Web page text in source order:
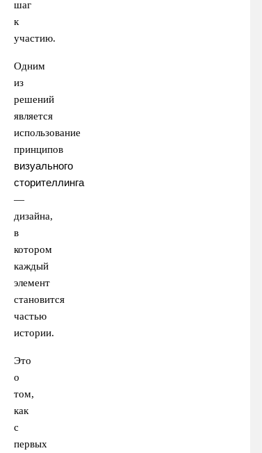
шаг
к
участию.
Одним
из
решений
является
использование
принципов
визуального
сторителлинга
—
дизайна,
в
котором
каждый
элемент
становится
частью
истории.
Это
о
том,
как
с
первых